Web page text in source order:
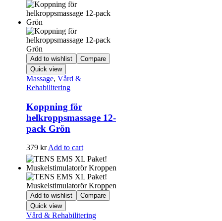
Add to wishlist
Compare
Quick view
Massage, Vård &
Rehabilitering
Koppning för
helkroppsmassage 12-
pack Grön
379 krAdd to cart
Add to wishlist
Compare
Quick view
Vård & Rehabilitering